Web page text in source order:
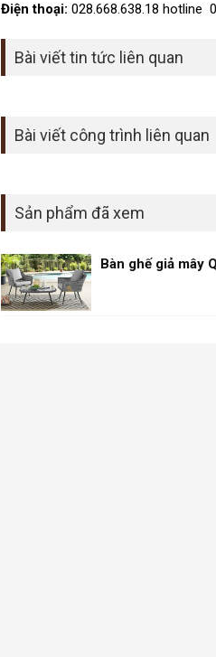
Điện thoại: 028.668.638.18 hotline
Bài viết tin tức liên quan
Bài viết công trình liên quan
Sản phẩm đã xem
Bàn ghế giả mây